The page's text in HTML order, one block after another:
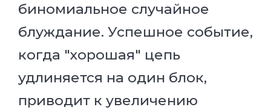
биномиальное случайное
блуждание. Успешное событие,
когда "хорошая" цепь
удлиняется на один блок,
приводит к увеличению